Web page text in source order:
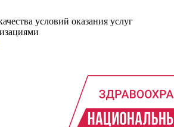
условий оказания услуг